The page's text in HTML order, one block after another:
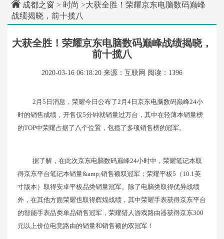
成都之窗 > 时尚 >大获全胜！荣耀京东电脑数码巅峰
战绩揭晓，前十揽八
大获全胜！荣耀京东电脑数码巅峰战绩揭晓，
前十揽八
2020-03-16 06:18:20 来源：互联网 阅读：1396
2月5日消息，荣耀今日公布了2月4日京东电脑数码巅峰24小
时的销售成绩，开售仅5分钟就销量过万台，其中在轻薄本销量榜
的TOP中荣耀占据了八个位置，包揽了多项销售榜的冠军。
据了解，在此次京东电脑数码巅峰24小时中，荣耀笔记本取
得京东平台笔记本销量&amp;销售额双冠军；荣耀平板5（10.1英
寸版本）取得安卓平板品类销量冠军。除了电脑类取得优异战绩
外，在其他方面荣耀也取得辉煌战绩，其中荣耀手表获得京东平台
的智能手表品类单品销售冠军，荣耀猎人游戏路由器获得京东300
元以上价位电竞路由的销量和销售额的双冠军！